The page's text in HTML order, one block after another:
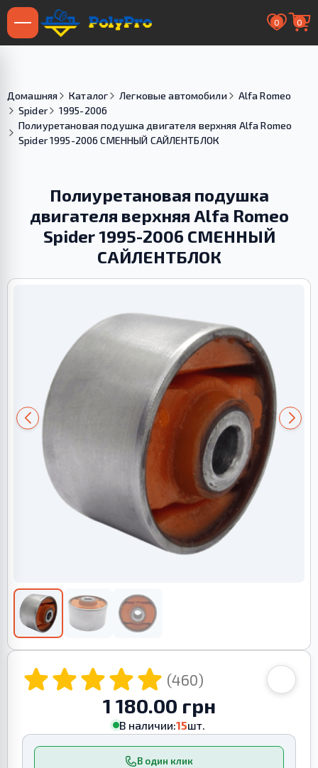
0 0
Домашняя Каталог Легковые автомобили
Alfa Romeo
Spider
1995-2006
Полиуретановая подушка двигателя верхняя Alfa Romeo
Spider 1995-2006 СМЕННЫЙ САЙЛЕНТБЛОК
Полиуретановая подушка
двигателя верхняя Alfa Romeo
Spider 1995-2006 СМЕННЫЙ
САЙЛЕНТБЛОК
(460)
1 180.00 грн
В наличии:15шт.
В один клик